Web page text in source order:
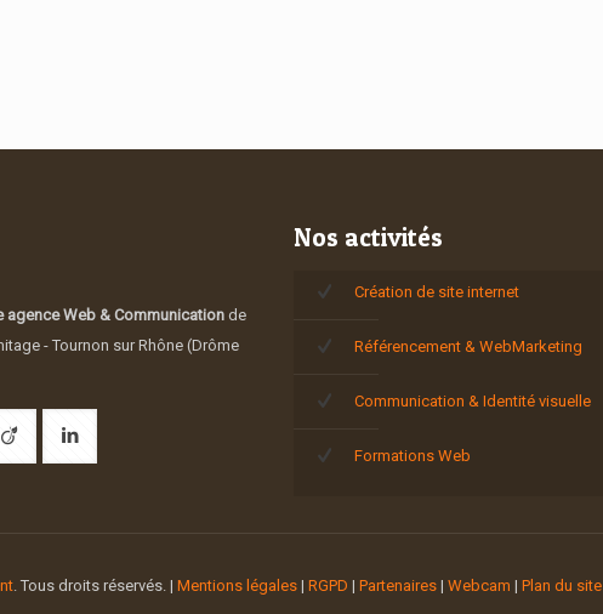
agence Web & Communication de
- Tournon sur Rhône (Drôme
Nos activités
Création de site internet
Référencement & WebMarketing
Communication & Identité visuelle
Formations Web
. Tous droits réservés. |Mentions légales |RGPD |Partenaires |Webcam |Plan du site